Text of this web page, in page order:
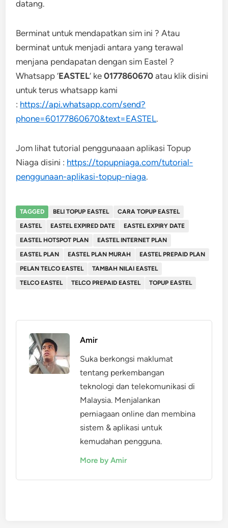
datang.
Berminat untuk mendapatkan sim ini ? Atau
berminat untuk menjadi antara yang terawal
menjana pendapatan dengan sim Eastel ?
Whatsapp ‘EASTEL‘ ke0177860670 atau klik disini
untuk terus whatsapp kami
: https://api.whatsapp.com/send?
phone=60177860670&text=EASTEL.
Jom lihat tutorial penggunaaan aplikasi Topup
Niaga disini : https://topupniaga.com/tutorial-
penggunaan-aplikasi-topup-niaga.
TAGGED BELI TOPUP EASTEL
CARA TOPUP EASTEL
EASTEL
EASTEL EXPIRED DATE
EASTEL EXPIRY DATE
EASTEL HOTSPOT PLAN
EASTEL INTERNET PLAN
EASTEL PLAN
EASTEL PLAN MURAH
EASTEL PREPAID PLAN
PELAN TELCO EASTEL
TAMBAH NILAI EASTEL
TELCO EASTEL
TELCO PREPAID EASTEL TOPUP EASTEL
Amir
Suka berkongsi maklumat
tentang perkembangan
teknologi dan telekomunikasi di
Malaysia. Menjalankan
perniagaan online dan membina
sistem & aplikasi untuk
kemudahan pengguna.
More by Amir